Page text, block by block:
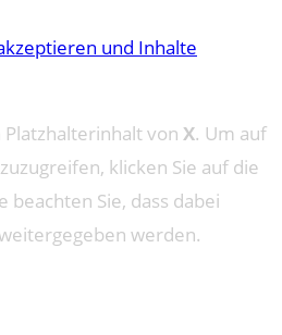
und Inhalte
von X. Um auf
klicken Sie auf die
beachten Sie, dass dabei
werden.